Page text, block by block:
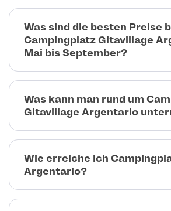
Was sind die besten Preise
Campingplatz Gitavillage
Mai bis September?
Was kann man rund um
Gitavillage Argentario
Wie erreiche ich
Argentario?